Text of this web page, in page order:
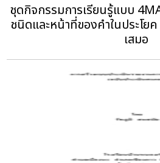
ชุดกิจกรรมการเรียนรู้แบบ
ชนิดและหน้าที่ของคำในประโ
เสมอ